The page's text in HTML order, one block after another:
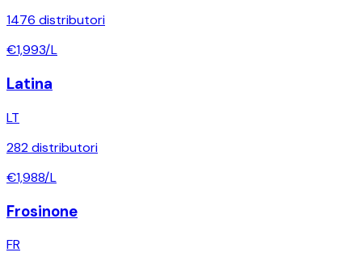
1476 distributori
€1,993/L
Latina
LT
282distributori
€1,988/L
Frosinone
FR